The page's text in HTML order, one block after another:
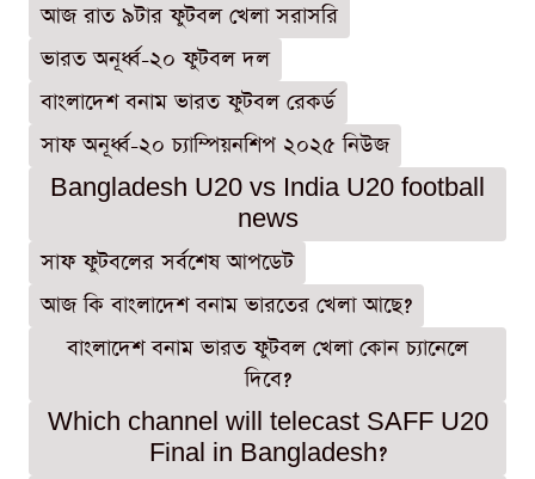
আজ রাত ৯টার ফুটবল খেলা সরাসরি
ভারত অনূর্ধ্ব-২০ ফুটবল দল
বাংলাদেশ বনাম ভারত ফুটবল রেকর্ড
সাফ অনূর্ধ্ব-২০ চ্যাম্পিয়নশিপ ২০২৫ নিউজ
Bangladesh U20 vs India U20 football
news
সাফ ফুটবলের সর্বশেষ আপডেট
আজ কি বাংলাদেশ বনাম ভারতের খেলা আছে?
বাংলাদেশ বনাম ভারত ফুটবল খেলা কোন চ্যানেলে
দিবে?
Which channel will telecast SAFF U20
Final in Bangladesh?